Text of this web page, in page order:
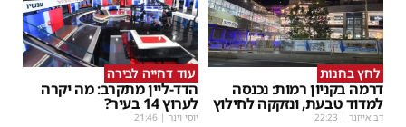
לחץ בחנות
דרמה בקניון רמות: נכנסה
למדוד טבעת, ונזקקה לחילוץ
דב אייזנר |
22:23
עוד דחייה לבירה
הדד-ליין מתקרב: מה יקרה
לערוץ 14 בעיר?
יוסי וינר |
21:46